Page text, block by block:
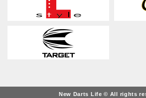
New Darts Life © All rights